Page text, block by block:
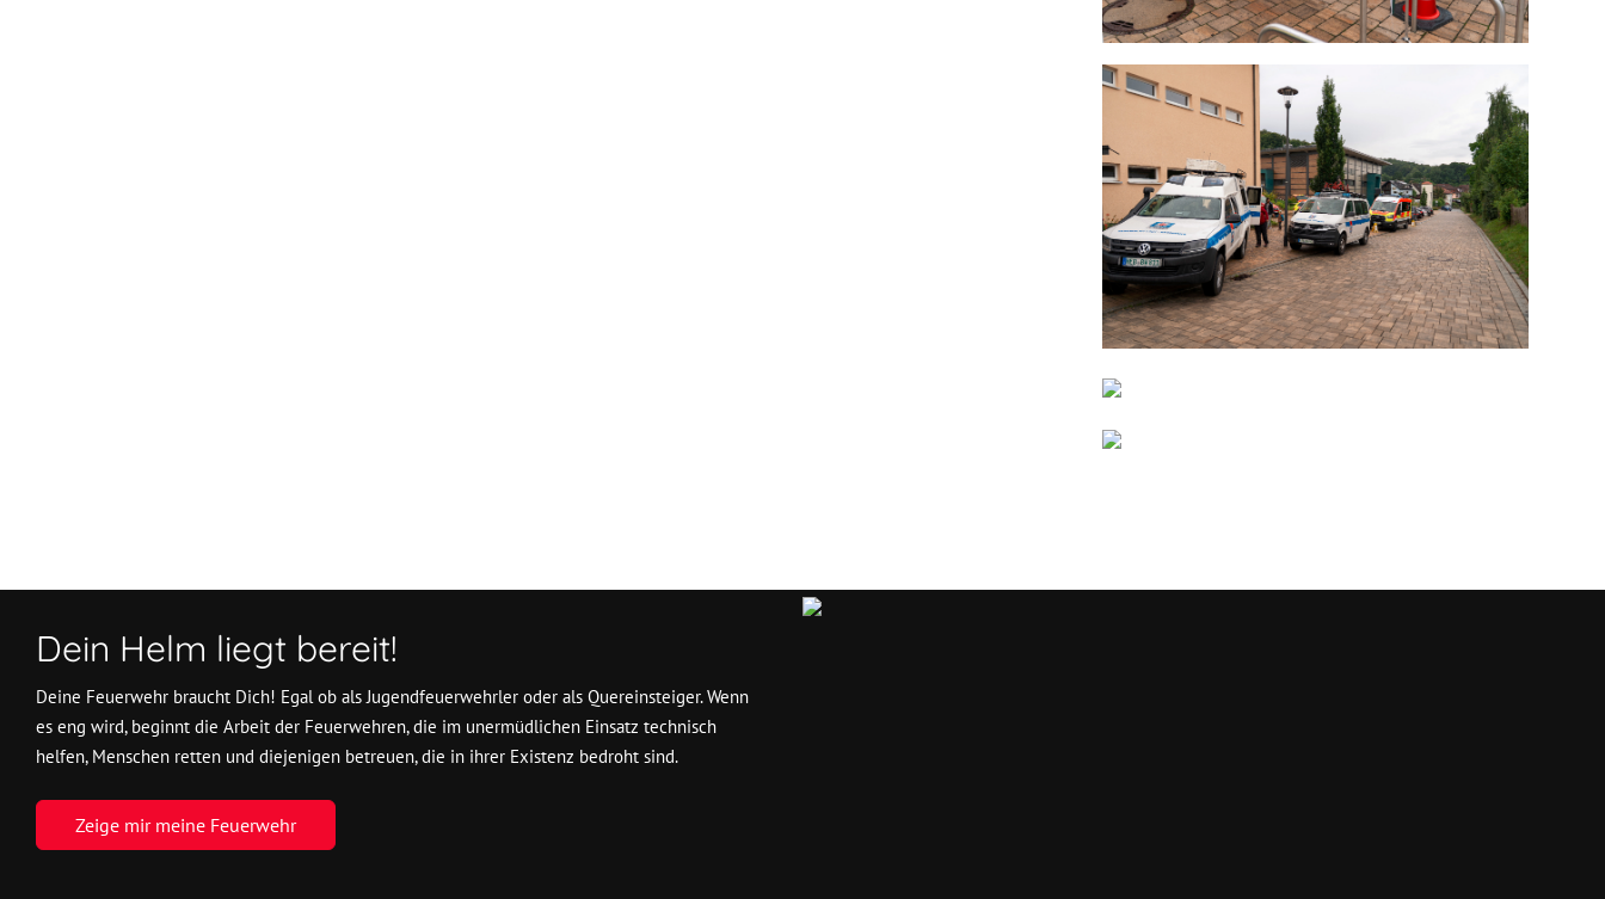
Dein Helm liegt bereit!
Deine Feuerwehr braucht Dich! Egal ob als Jugendfeuerwehrler oder als Quereinsteiger. Wenn
es eng wird, beginnt die Arbeit der Feuerwehren, die im unermüdlichen Einsatz technisch
helfen, Menschen retten und diejenigen betreuen, die in ihrer Existenz bedroht sind.
Zeige mir meine Feuerwehr